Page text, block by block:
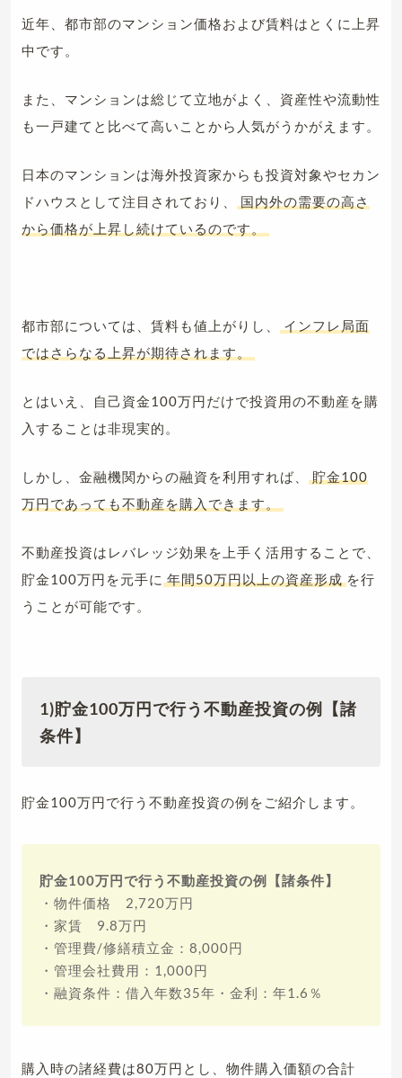
近年、都市部のマンション価格および賃料はとくに上昇
中です。
また、マンションは総じて立地がよく、資産性や流動性
も一戸建てと比べて高いことから人気がうかがえます。
日本のマンションは海外投資家からも投資対象やセカン
ドハウスとして注目されており、
国内外の需要の高さ
から価格が上昇し続けているのです。
都市部については、賃料も値上がりし、
インフレ局面
ではさらなる上昇が期待されます。
とはいえ、自己資金100万円だけで投資用の不動産を購
入することは非現実的。
しかし、金融機関からの融資を利用すれば、
貯金100
万円であっても不動産を購入できます。
不動産投資はレバレッジ効果を上手く活用することで、
貯金100万円を元手に 年間50万円以上の資産形成 を行
うことが可能です。
1)貯金100万円で行う不動産投資の例【諸
条件】
貯金100万円で行う不動産投資の例をご紹介します。
貯金100万円で行う不動産投資の例【諸条件】
・物件価格 2,720万円
・家賃 9.8万円
・管理費/修繕積立金：8,000円
・管理会社費用：1,000円
・融資条件：借入年数35年・金利：年1.6％
購入時の諸経費は80万円とし、物件購入価額の合計